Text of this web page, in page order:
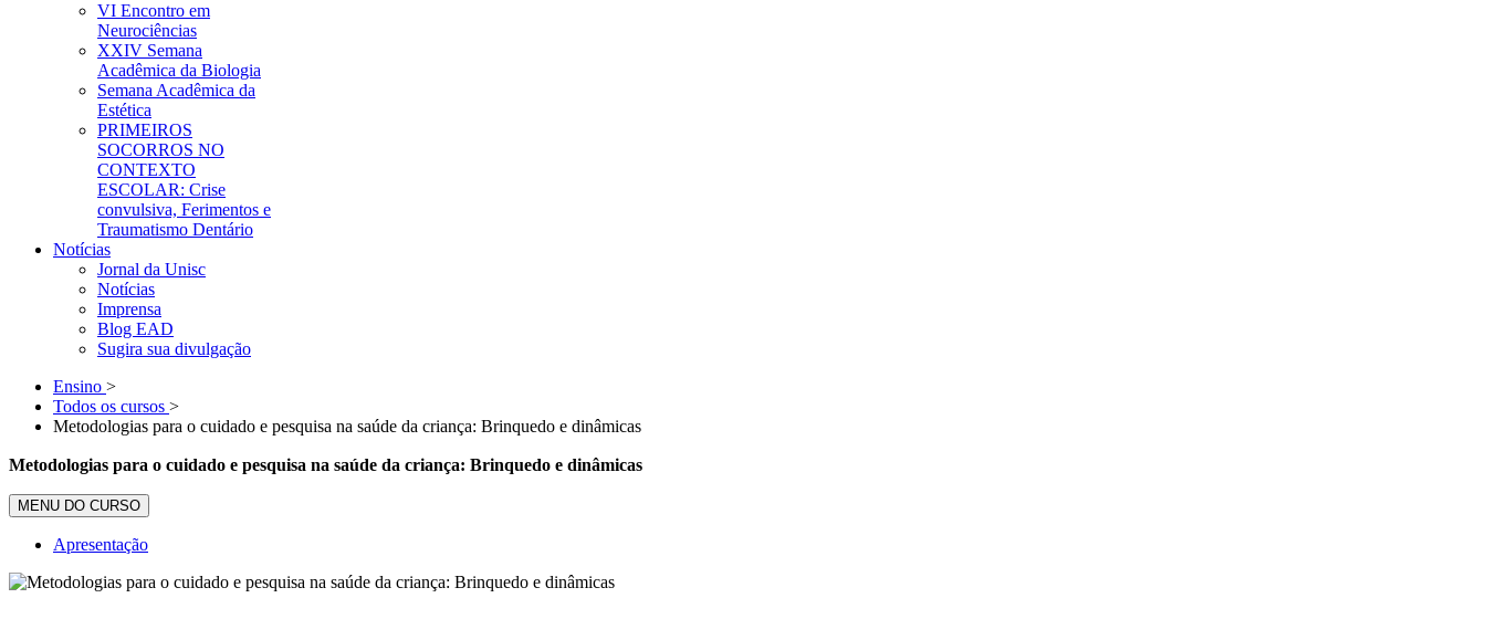
VI Encontro em
Neurociências
XXIV Semana
Acadêmica da Biologia
Semana Acadêmica da
Estética
PRIMEIROS
SOCORROS NO
CONTEXTO
ESCOLAR: Crise
convulsiva, Ferimentos e
Traumatismo Dentário
Notícias
Jornal da Unisc
Notícias
Imprensa
Blog EAD
Sugira sua divulgação
Ensino >
Todos os cursos >
Metodologias para o cuidado e pesquisa na saúde da criança: Brinquedo e dinâmicas
Metodologias para o cuidado e pesquisa na saúde da criança: Brinquedo e dinâmicas
MENU DO CURSO
Apresentação